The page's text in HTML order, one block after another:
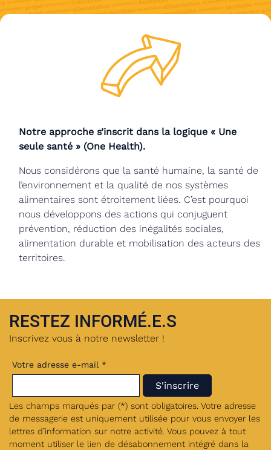
Notre approche s’inscrit dans la logique « Une
seule santé » (One Health).
Nous considérons que la santé humaine, la santé de
l’environnement et la qualité de nos systèmes
alimentaires sont étroitement liées. C’est pourquoi
nous développons des actions qui conjuguent
prévention, réduction des inégalités sociales,
alimentation durable et mobilisation des acteurs des
territoires.
RESTEZ INFORMÉ.E.S
Inscrivez vous à notre newsletter !
Votre adresse e-mail *
Les champs marqués par (*) sont obligatoires. Votre adresse
de messagerie est uniquement utilisée pour vous envoyer les
lettres d’information sur notre activité. Vous pouvez à tout
moment utiliser le lien de désabonnement intégré dans la